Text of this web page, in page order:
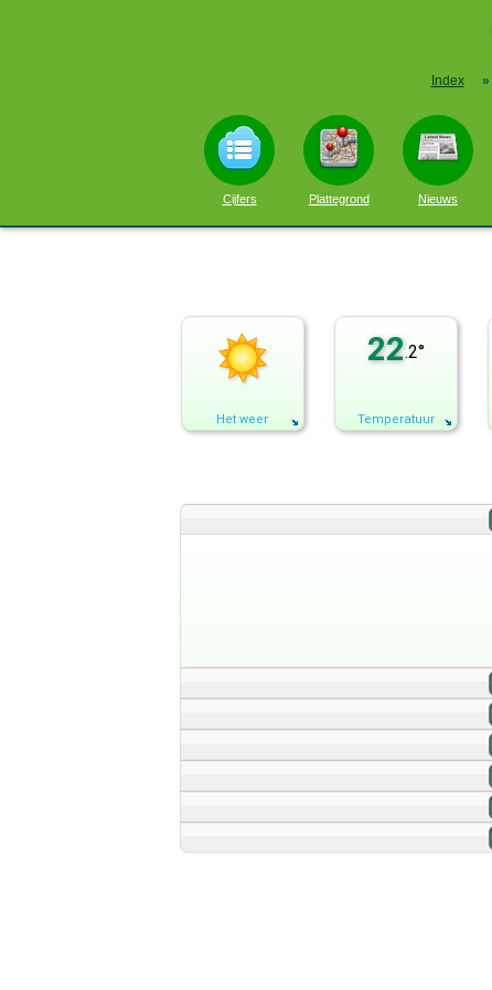
Index »
Cijfers Plattegrond Nieuws
Het weer
22.2°
Temperatuur